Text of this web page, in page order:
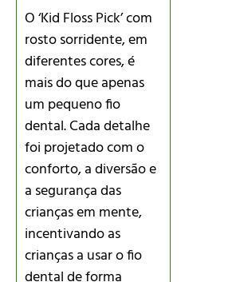
O ‘Kid Floss Pick’ com
rosto sorridente, em
diferentes cores, é
mais do que apenas
um pequeno fio
dental. Cada detalhe
foi projetado com o
conforto, a diversão e
a segurança das
crianças em mente,
incentivando as
crianças a usar o fio